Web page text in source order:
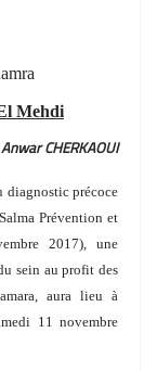
Mehdi
CHERKAOUI
diagnostic précoce
Prévention et
2017), une
sein au profit des
aura lieu à
11 novembre